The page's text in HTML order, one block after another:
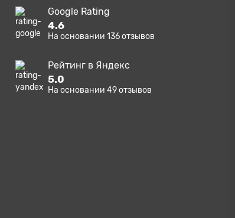
Google Rating
4.6
На основании 136отзывов
Рейтинг в Яндекс
5.0
На основании 49отзывов